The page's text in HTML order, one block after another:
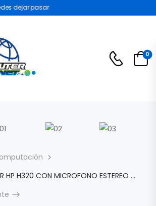
dejar pasar
0
AUDIFONOS GAMER HP H320 CON MICROFONO ESTEREO JACK 3.5MM Y USB RGB COLOR NEGRO